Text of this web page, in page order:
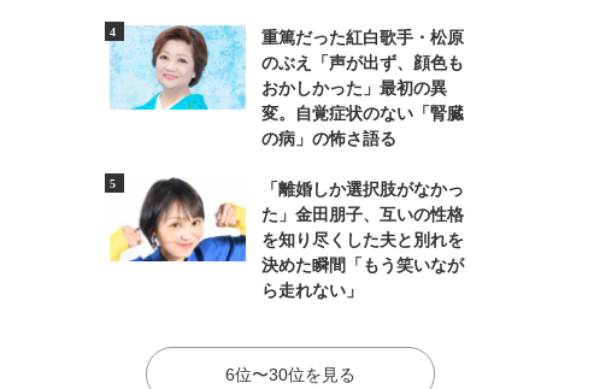
重篤だった紅白歌手・松原
のぶえ「声が出ず、顔色も
おかしかった」最初の異
変。自覚症状のない「腎臓
の病」の怖さ語る
「離婚しか選択肢がなかっ
た」金田朋子、互いの性格
を知り尽くした夫と別れを
決めた瞬間「もう笑いなが
ら走れない」
6位〜30位を見る